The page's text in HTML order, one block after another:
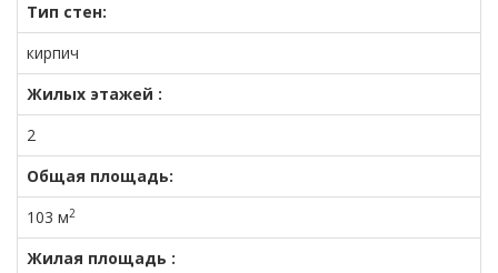
Тип стен:
кирпич
Жилых этажей :
2
Общая площадь:
103 м2
Жилая площадь :